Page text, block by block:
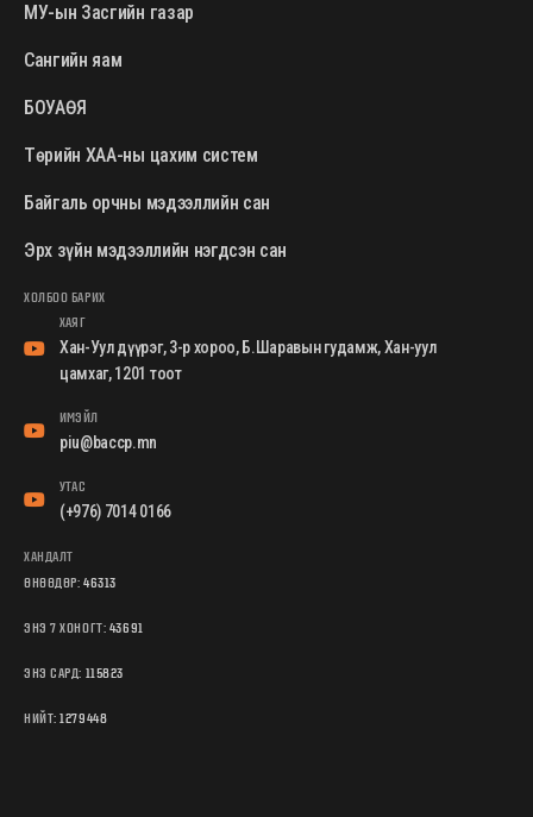
МУ-ын Засгийн газар
Сангийн яам
БОУАӨЯ
Төрийн ХАА-ны цахим систем
Байгаль орчны мэдээллийн сан
Эрх зүйн мэдээллийн нэгдсэн сан
ХОЛБОО БАРИХ
ХАЯГ
Хан-Уул дүүрэг, 3-р хороо, Б.Шаравын гудамж, Хан-уул
цамхаг, 1201 тоот
ИМЭЙЛ
piu@baccp.mn
УТАС
(+976) 7014 0166
ХАНДАЛТ
ӨНӨӨДӨР:46313
ЭНЭ 7 ХОНОГТ:43691
ЭНЭ САРД: 115823
НИЙТ:1279448